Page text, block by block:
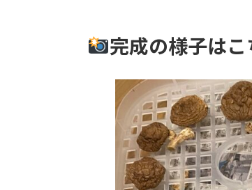
完成の様子は